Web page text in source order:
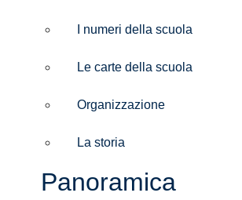
I numeri della scuola
Le carte della scuola
Organizzazione
La storia
Panoramica